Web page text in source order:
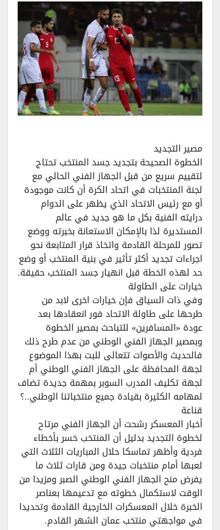
مصير التجديد
الخطوة الصحيحة بتجديد جسد المنتخب تحتاج
لتقييم سريع من قبل الجهاز الفني الحالي مع
لجنة المنتخبات في اتحاد الكرة أن كانت موجودة
أو مع رئيس الاتحاد الذي يظهر على الدوام
درايته الفنية بكل ما هو جديد في عالم
المستديرة لذا بالإمكان الاستعانة بخبرته ووضع
تصور للمرحلة القادمة واتخاذ قرار المتابعة نحو
اجراءات تجديد أكثر تأثير في بنية المنتخب أو وضع
حد لهذه الخطة قبل انهيار جسد المنتخب حقيقة.
خيارات على الطاولة
وفي ذات السياق فإن خيارات اخرى لابد من
طرحها على طاولة الاتحاد فور انعقادها بعد
عودة «المسافرين» للتباحث بمصير الخطوة
وبمصير الجهاز الفني الوطني من عدم طرح ذلك
فالحديث والأصوات تتعالى للبت بهذا الموضوع
لجهة المحافظة على الجهاز الفني الوطني أم
لجهة تكليف المدرب السوبر بمهمة جديدة تضاف
لمهامه الكثيرة بقيادة جميع منتخباتنا الوطني..؟
قناعة
أخبار المعسكر رشحت أن الجهاز الفني مرتاح
لخطوة التجديد بدليل أن المنتخب خسر بأخطاء
فردية وأظهر تماسكا حلال المباريات الثلاث التي
لعبها أمام منتخبات جيدة ومن قارات ثلاث ما
يفرض منح الجهاز الفني الوطني الصبر ومزيدا من
الوقت لاستكمال خطوته مع تدعيمها بعناصر
الخبرة خلال المعسكرات الخارجية القادمة وتحديدا
في مواجهتي منتخب عمان الشهر القادم.